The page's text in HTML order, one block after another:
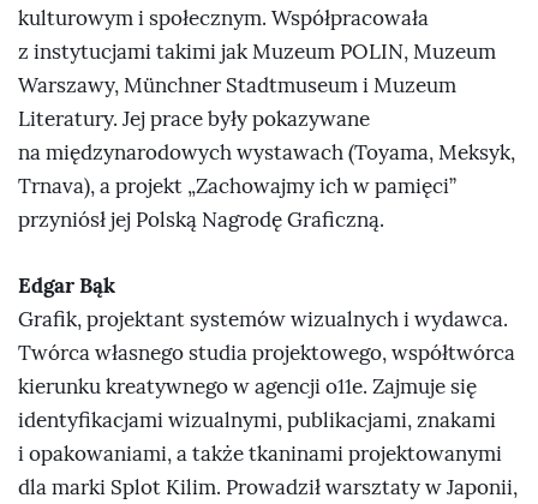
kulturowym i społecznym. Współpracowała
z instytucjami takimi jak Muzeum POLIN, Muzeum
Warszawy, Münchner Stadtmuseum i Muzeum
Literatury. Jej prace były pokazywane
na międzynarodowych wystawach (Toyama, Meksyk,
Trnava), a projekt „Zachowajmy ich w pamięci”
przyniósł jej Polską Nagrodę Graficzną.
Edgar Bąk
Grafik, projektant systemów wizualnych i wydawca.
Twórca własnego studia projektowego, współtwórca
kierunku kreatywnego w agencji o11e. Zajmuje się
identyfikacjami wizualnymi, publikacjami, znakami
i opakowaniami, a także tkaninami projektowanymi
dla marki Splot Kilim. Prowadził warsztaty w Japonii,